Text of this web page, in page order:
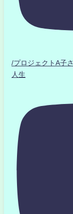
/プロジェクトA子
人生